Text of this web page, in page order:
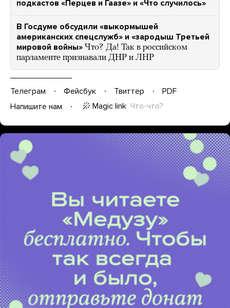
подкастов «Перцев и Гаазе» и «Что случилось»
В Госдуме обсудили «выкормышей
американских спецслужб» и «зародыш Третьей
мировой войны» Что? Да! Так в российском
парламенте признавали ДНР и ЛНР
Телеграм Фейсбук Твиттер
PDF
Напишите нам
Magic link Что-что?